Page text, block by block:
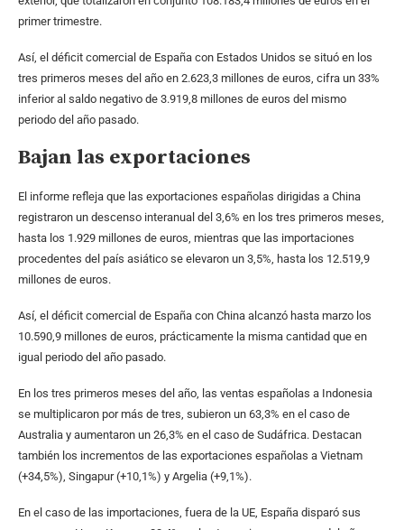
primer trimestre.
Así, el déficit comercial de España con Estados Unidos se situó en los
tres primeros meses del año en 2.623,3 millones de euros, cifra un 33%
inferior al saldo negativo de 3.919,8 millones de euros del mismo
periodo del año pasado.
Bajan las exportaciones
El informe refleja que las exportaciones españolas dirigidas a China
registraron un descenso interanual del 3,6% en los tres primeros meses,
hasta los 1.929 millones de euros, mientras que las importaciones
procedentes del país asiático se elevaron un 3,5%, hasta los 12.519,9
millones de euros.
Así, el déficit comercial de España con China alcanzó hasta marzo los
10.590,9 millones de euros, prácticamente la misma cantidad que en
igual periodo del año pasado.
En los tres primeros meses del año, las ventas españolas a Indonesia
se multiplicaron por más de tres, subieron un 63,3% en el caso de
Australia y aumentaron un 26,3% en el caso de Sudáfrica. Destacan
también los incrementos de las exportaciones españolas a Vietnam
(+34,5%), Singapur (+10,1%) y Argelia (+9,1%).
En el caso de las importaciones, fuera de la UE, España disparó sus